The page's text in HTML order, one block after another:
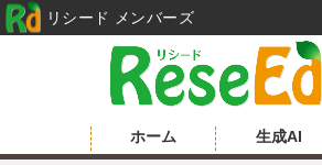
ホーム 生成AI
リシード メンバーズ